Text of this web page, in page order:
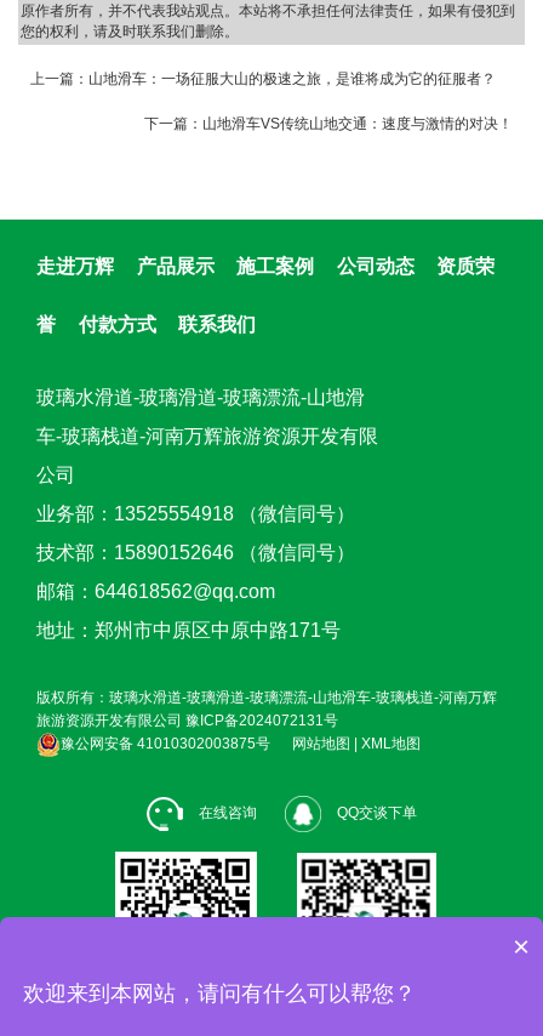
原作者所有，并不代表我站观点。本站将不承担任何法律责任，如果有侵犯到
您的权利，请及时联系我们删除。
上一篇： 山地滑车：一场征服大山的极速之旅，是谁将成为它的征服者？
下一篇： 山地滑车VS传统山地交通：速度与激情的对决！
走进万辉 产品展示 施工案例 公司动态 资质荣
誉 付款方式 联系我们
玻璃水滑道-玻璃滑道-玻璃漂流-山地滑
车-玻璃栈道-河南万辉旅游资源开发有限
公司
业务部：13525554918 （微信同号）
技术部：15890152646 （微信同号）
邮箱：644618562@qq.com
地址：郑州市中原区中原中路171号
版权所有：玻璃水滑道-玻璃滑道-玻璃漂流-山地滑车-玻璃栈道-河南万辉
旅游资源开发有限公司 豫ICP备2024072131号
豫公网安备 41010302003875号
网站地图 | XML地图
在线咨询 QQ交谈下单
×
欢迎来到本网站，请问有什么可以帮您？